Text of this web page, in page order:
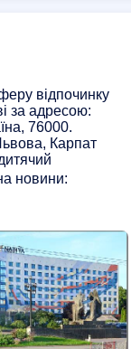
відпочинку
за адресою:
76000.
Карпат
новини: